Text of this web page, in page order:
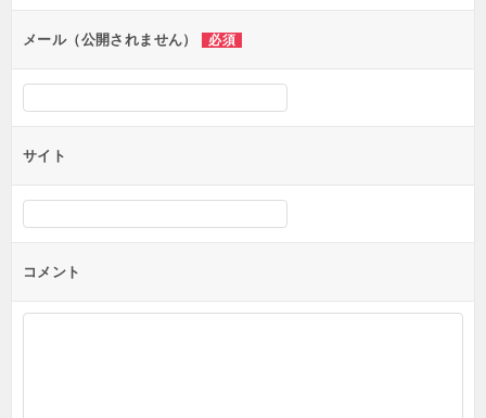
ンメール（公開されません） 必須
サイト
コメント